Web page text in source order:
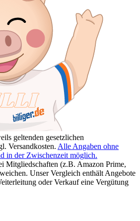
geltenden gesetzlichen
Versandkosten. Alle Angaben ohne
in der Zwischenzeit möglich.
Mitgliedschaften (z.B. Amazon Prime,
Unser Vergleich enthält Angebote
oder Verkauf eine Vergütung